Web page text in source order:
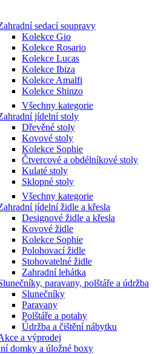
sedací soupravy
Kolekce Gio
Kolekce Rosario
Kolekce Lucas
Kolekce Ibiza
Kolekce Amalfi
Kolekce Shinzo
Všechny kategorie
jídelní stoly
Dřevěné stoly
Kovové stoly
Kolekce Sophie
Čtvercové a obdélníkové stoly
Kulaté stoly
Sklopné stoly
Všechny kategorie
jídelní židle a křesla
Designové židle a křesla
Kovové židle
Kolekce Sophie
Polohovací židle
Stohovatelné židle
Zahradní lehátka
paravany, polštáře a údržba
Slunečníky
Paravany
Polštáře a potahy
Údržba a čištění nábytku
a výprodej
domky a úložné boxy